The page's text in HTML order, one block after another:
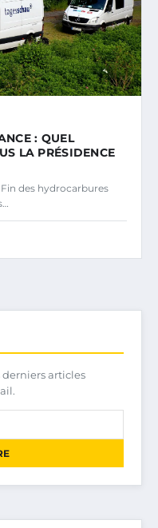
: QUEL
LA PRÉSIDENCE
des hydrocarbures
derniers articles